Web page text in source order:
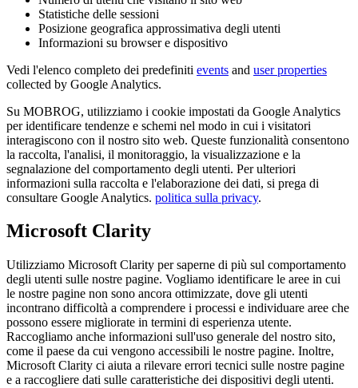
Statistiche delle sessioni
Posizione geografica approssimativa degli utenti
Informazioni su browser e dispositivo
Vedi l'elenco completo dei predefiniti events and user properties
collected by Google Analytics.
Su MOBROG, utilizziamo i cookie impostati da Google Analytics
per identificare tendenze e schemi nel modo in cui i visitatori
interagiscono con il nostro sito web. Queste funzionalità consentono
la raccolta, l'analisi, il monitoraggio, la visualizzazione e la
segnalazione del comportamento degli utenti. Per ulteriori
informazioni sulla raccolta e l'elaborazione dei dati, si prega di
consultare Google Analytics. politica sulla privacy.
Microsoft Clarity
Utilizziamo Microsoft Clarity per saperne di più sul comportamento
degli utenti sulle nostre pagine. Vogliamo identificare le aree in cui
le nostre pagine non sono ancora ottimizzate, dove gli utenti
incontrano difficoltà a comprendere i processi e individuare aree che
possono essere migliorate in termini di esperienza utente.
Raccogliamo anche informazioni sull'uso generale del nostro sito,
come il paese da cui vengono accessibili le nostre pagine. Inoltre,
Microsoft Clarity ci aiuta a rilevare errori tecnici sulle nostre pagine
e a raccogliere dati sulle caratteristiche dei dispositivi degli utenti.